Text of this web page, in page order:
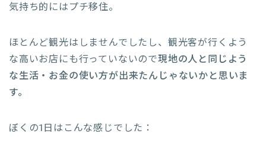
気持ち的にはプチ移住。
ほとんど観光はしませんでしたし、観光客が行くよう
な高いお店にも行っていないので現地の人と同じよう
な生活・お金の使い方が出来たんじゃないかと思いま
す。
ぼくの1日はこんな感じでした：